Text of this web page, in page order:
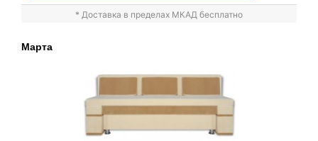
* Доставка в пределах МКАД бесплатно
Марта